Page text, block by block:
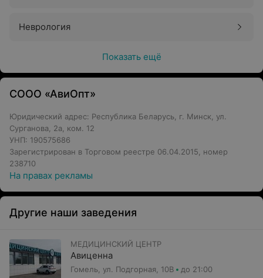
Неврология
Показать ещё
СООО «АвиОпт»
Юридический адрес: Республика Беларусь, г. Минск, ул.
Сурганова, 2а, ком. 12
УНП: 190575686
Зарегистрирован в Торговом реестре 06.04.2015, номер
238710
На правах рекламы
Другие наши заведения
МЕДИЦИНСКИЙ ЦЕНТР
Авиценна
Гомель, ул. Подгорная, 10В до 21:00